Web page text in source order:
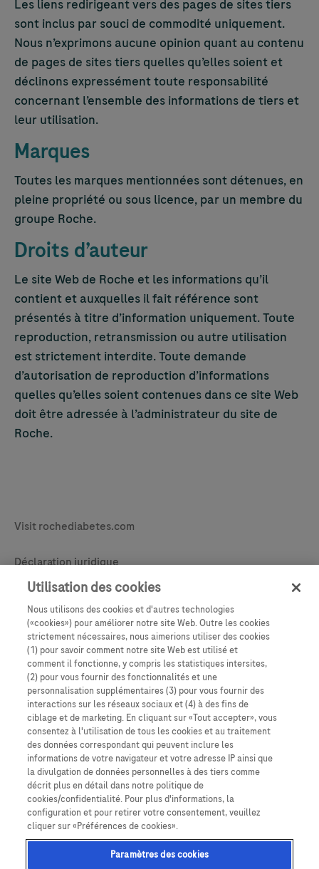
Les liens redirigeant vers des pages de sites tiers
sont inclus par souci de commodité uniquement.
Nous n’exprimons aucune opinion quant au contenu
de pages de sites tiers quelles qu’elles soient et
déclinons expressément toute responsabilité
concernant l’ensemble des informations de tiers et
leur utilisation.
Marques
Toutes les marques mentionnées sont détenues, en
pleine propriété ou sous licence, par un membre du
groupe Roche.
Droits d’auteur
Le site Web de Roche et les informations qu’il
contient et auxquelles il fait référence sont
présentés à titre d’information uniquement. Toute
reproduction, retransmission ou autre utilisation
est strictement interdite. Toute demande
d’autorisation de reproduction d’informations
quelles qu’elles soient contenues dans ce site Web
doit être adressée à l’administrateur du site de
Roche.
Legal & Privacy
Visit rochediabetes.com
Contact
Déclaration juridique
Politique d’usage de cookies
Learn More
Déclaration de confidentialité
Paramètres des cookies
Ce site Web contient des informations sur des produits destinés à un large
public et peut contenir des détails sur des produits ou des informations qui
ne sont pas accessibles ou valables dans votre pays. Veuillez noter que nous
n’assumons aucune responsabilité quant à l’accès à ces informations, qui
peuvent ne pas être conformes à toute procédure légale, réglementation,
enregistrement ou usage dans votre pays d’origine. Les affichages
Utilisation des cookies
Nous utilisons des cookies et d'autres technologies
(«cookies») pour améliorer notre site Web. Outre les cookies
strictement nécessaires, nous aimerions utiliser des cookies
(1) pour savoir comment notre site Web est utilisé et
comment il fonctionne, y compris les statistiques intersites,
(2) pour vous fournir des fonctionnalités et une
personnalisation supplémentaires (3) pour vous fournir des
interactions sur les réseaux sociaux et (4) à des fins de
ciblage et de marketing. En cliquant sur «Tout accepter», vous
consentez à l'utilisation de tous les cookies et au traitement
des données correspondant qui peuvent inclure les
informations de votre navigateur et votre adresse IP ainsi que
la divulgation de données personnelles à des tiers comme
décrit plus en détail dans notre politique de
cookies/confidentialité. Pour plus d'informations, la
configuration et pour retirer votre consentement, veuillez
cliquer sur «Préférences de cookies».
Paramètres des cookies